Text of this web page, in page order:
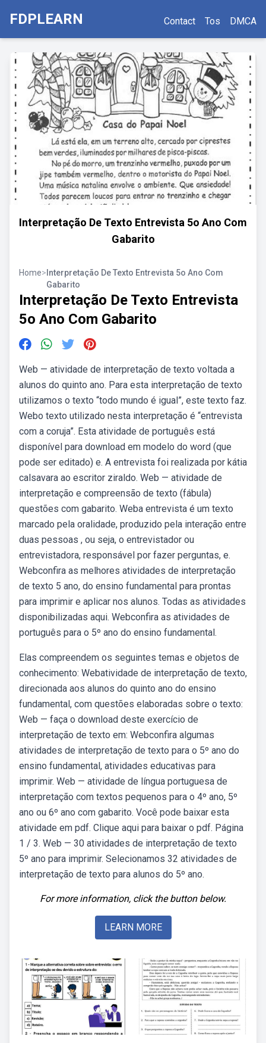
FDPLEARN Contact Tos DMCA
Interpretação De Texto Entrevista 5o Ano Com
Gabarito
Home> Interpretação De Texto Entrevista 5o Ano Com
Gabarito
Interpretação De Texto Entrevista
5o Ano Com Gabarito
Web — atividade de interpretação de texto voltada a
alunos do quinto ano. Para esta interpretação de texto
utilizamos o texto “todo mundo é igual”, este texto faz.
Webo texto utilizado nesta interpretação é “entrevista
com a coruja”. Esta atividade de português está
disponível para download em modelo do word (que
pode ser editado) e. A entrevista foi realizada por kátia
calsavara ao escritor ziraldo. Web — atividade de
interpretação e compreensão de texto (fábula)
questões com gabarito. Weba entrevista é um texto
marcado pela oralidade, produzido pela interação entre
duas pessoas , ou seja, o entrevistador ou
entrevistadora, responsável por fazer perguntas, e.
Webconfira as melhores atividades de interpretação
de texto 5 ano, do ensino fundamental para prontas
para imprimir e aplicar nos alunos. Todas as atividades
disponibilizadas aqui. Webconfira as atividades de
português para o 5º ano do ensino fundamental.
Elas compreendem os seguintes temas e objetos de
conhecimento: Webatividade de interpretação de texto,
direcionada aos alunos do quinto ano do ensino
fundamental, com questões elaboradas sobre o texto:
Web — faça o download deste exercício de
interpretação de texto em: Webconfira algumas
atividades de interpretação de texto para o 5º ano do
ensino fundamental, atividades educativas para
imprimir. Web — atividade de língua portuguesa de
interpretação com textos pequenos para o 4º ano, 5º
ano ou 6º ano com gabarito. Você pode baixar esta
atividade em pdf. Clique aqui para baixar o pdf. Página
1 / 3. Web — 30 atividades de interpretação de texto
5º ano para imprimir. Selecionamos 32 atividades de
interpretação de texto para alunos do 5º ano.
For more information, click the button below.
LEARN MORE